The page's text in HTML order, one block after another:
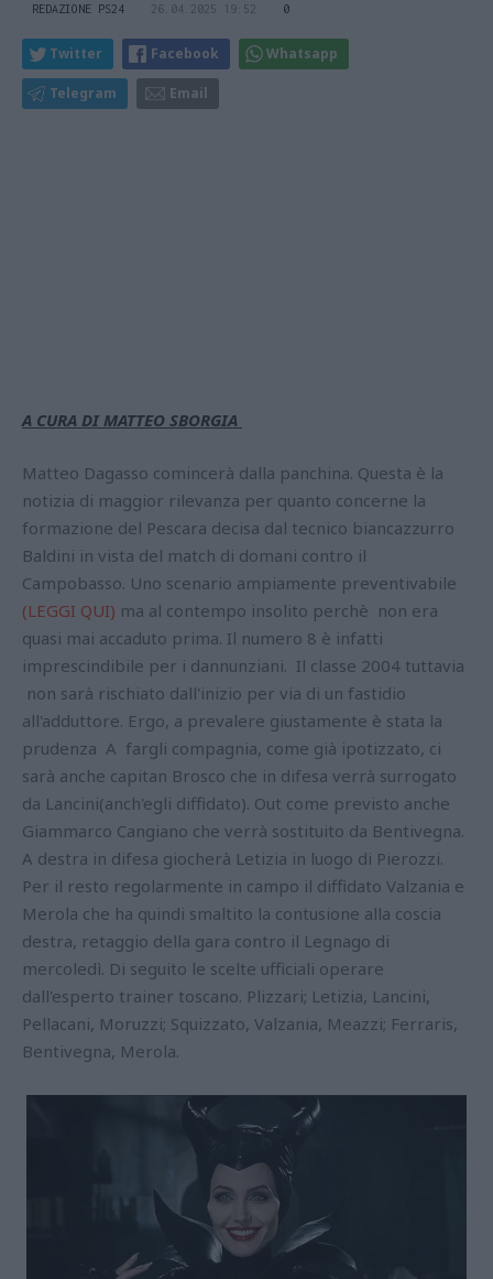
REDAZIONE PS24 26.04.2025 19:52 0
Twitter Facebook Whatsapp
Telegram Email
A CURA DI MATTEO SBORGIA
Matteo Dagasso comincerà dalla panchina. Questa è la
notizia di maggior rilevanza per quanto concerne la
formazione del Pescara decisa dal tecnico biancazzurro
Baldini in vista del match di domani contro il
Campobasso. Uno scenario ampiamente preventivabile
(LEGGI QUI) ma al contempo insolito perchè non era
quasi mai accaduto prima. Il numero 8 è infatti
imprescindibile per i dannunziani. Il classe 2004 tuttavia
non sarà rischiato dall'inizio per via di un fastidio
all'adduttore. Ergo, a prevalere giustamente è stata la
prudenza A fargli compagnia, come già ipotizzato, ci
sarà anche capitan Brosco che in difesa verrà surrogato
da Lancini(anch'egli diffidato). Out come previsto anche
Giammarco Cangiano che verrà sostituito da Bentivegna.
A destra in difesa giocherà Letizia in luogo di Pierozzi.
Per il resto regolarmente in campo il diffidato Valzania e
Merola che ha quindi smaltito la contusione alla coscia
destra, retaggio della gara contro il Legnago di
mercoledì. Di seguito le scelte ufficiali operare
dall'esperto trainer toscano. Plizzari; Letizia, Lancini,
Pellacani, Moruzzi; Squizzato, Valzania, Meazzi; Ferraris,
Bentivegna, Merola.